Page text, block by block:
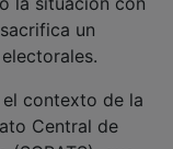
un
Central de
que